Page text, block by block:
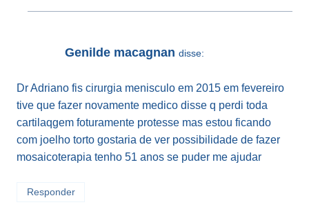
Genilde macagnan disse:
Dr Adriano fis cirurgia menisculo em 2015 em fevereiro
tive que fazer novamente medico disse q perdi toda
cartilaqgem foturamente protesse mas estou ficando
com joelho torto gostaria de ver possibilidade de fazer
mosaicoterapia tenho 51 anos se puder me ajudar
Responder